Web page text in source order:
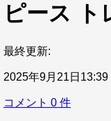
ピース ト
最終更新:
2025年9月21日13:39
コメント 0 件